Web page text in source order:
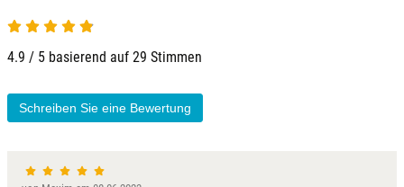
4.9 / 5 basierend auf 29 Stimmen
Schreiben Sie eine Bewertung